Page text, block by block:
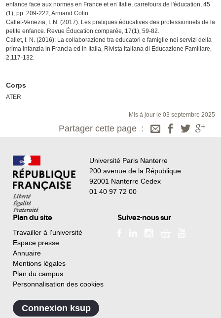
enfance face aux normes en France et en Italie, carrefours de l'éducation, 45
(1), pp. 209-222, Armand Colin.
Callet-Venezia, I. N. (2017). Les pratiques éducatives des professionnels de la
petite enfance. Revue Éducation comparée, 17(1), 59-82.
Callet, I. N. (2016): La collaborazione tra educatori e famiglie nei servizi della
prima infanzia in Francia ed in Italia, Rivista Italiana di Educazione Familiare,
2,117-132.
Corps
ATER
Mis à jour le 03 septembre 2025
Partager cette page
Université Paris Nanterre
200 avenue de la République
92001 Nanterre Cedex
01 40 97 72 00
Plan du site
Travailler à l'université
Espace presse
Annuaire
Mentions légales
Plan du campus
Personnalisation des cookies
Suivez-nous sur
Connexion ksup